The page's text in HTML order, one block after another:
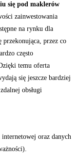
się pod maklerów
zainwestowania
na rynku dla
przekonująca, przez co
często
temu oferta
się jeszcze bardziej
obsługi
oraz danych